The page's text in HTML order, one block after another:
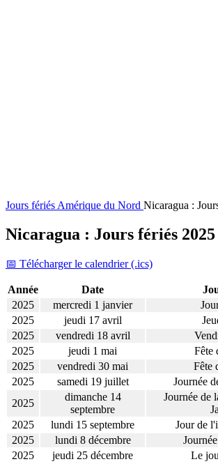
Jours fériés Amérique du Nord Nicaragua :
Nicaragua : Jours fériés 2025
📅 Télécharger le calendrier (.ics)
Année Date
2025
mercredi 1 janvier
2025
jeudi 17 avril
2025
vendredi 18 avril
2025
jeudi 1 mai
Fête
2025
vendredi 30 mai
Fête
2025
samedi 19 juillet
Journée
2025
dimanche 14
septembre
Journée de
2025
lundi 15 septembre
Jour de
2025
lundi 8 décembre
2025
jeudi 25 décembre
Le